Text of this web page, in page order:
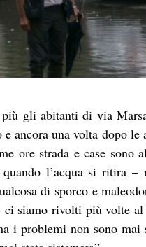
più gli abitanti di via
ancora una volta dopo le
ore strada e case sono
l’acqua si ritira –
di sporco e
ci siamo rivolti più volte al
i problemi non sono